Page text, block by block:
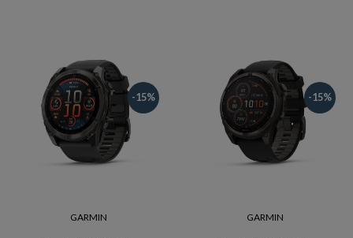
-15%
GARMIN
-15%
GARMIN